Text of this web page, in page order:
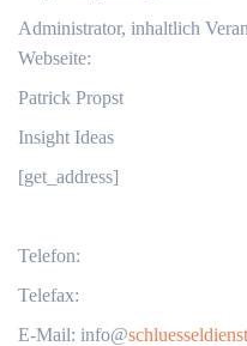
Administrator, inhaltlich
Webseite:
Patrick Propst
Insight Ideas
[get_address]
Telefon:
Telefax:
‬E-Mail: info@